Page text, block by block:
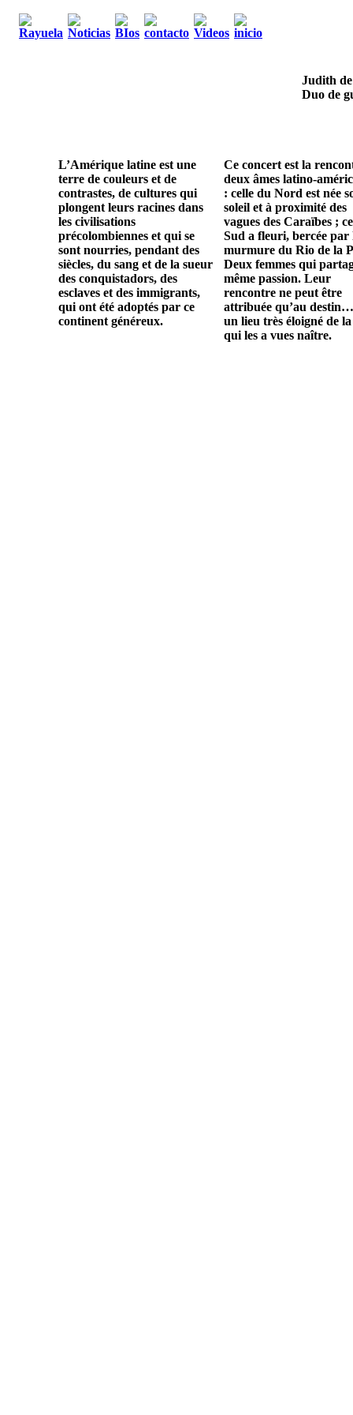
Judith
Duo de
L’Amérique latine est une
terre de couleurs et de
contrastes, de cultures qui
plongent leurs racines dans
les civilisations
précolombiennes et qui se
sont nourries, pendant des
siècles, du sang et de la sueur
des conquistadors, des
esclaves et des immigrants,
qui ont été adoptés par ce
continent généreux.
Ce concert est la
deux âmes latino-
: celle du Nord est née
soleil et à proximité des
vagues des Caraïbes ;
Sud a fleuri, bercée par
murmure du Rio de la
Deux femmes qui
même passion. Leur
rencontre ne peut être
attribuée qu’au
un lieu très éloigné de
qui les a vues naître.